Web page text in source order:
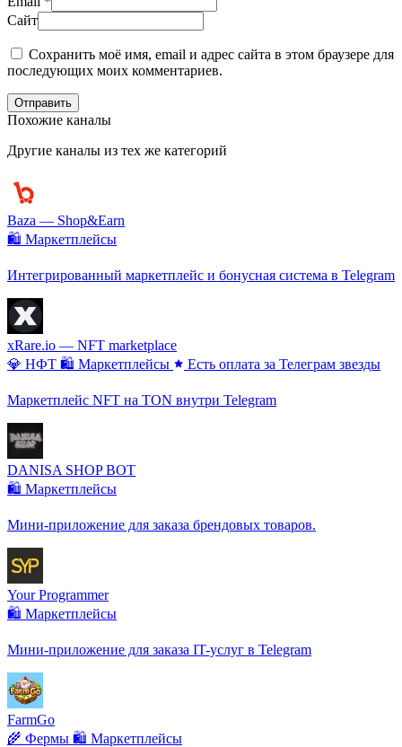
Сайт
Сохранить моё имя, email и адрес сайта в этом браузере для
последующих моих комментариев.
Отправить
Похожие каналы
Другие каналы из тех же категорий
Baza — Shop&Earn
🛍️ Маркетплейсы
Интегрированный маркетплейс и бонусная система в Telegram
xRare.io — NFT marketplace
💎 НФТ 🛍️ Маркетплейсы Есть оплата за Телеграм звезды
Маркетплейс NFT на TON внутри Telegram
DANISA SHOP BOT
🛍️ Маркетплейсы
Мини-приложение для заказа брендовых товаров.
Your Programmer
🛍️ Маркетплейсы
Мини-приложение для заказа IT-услуг в Telegram
FarmGo
🌾 Фермы 🛍️ Маркетплейсы